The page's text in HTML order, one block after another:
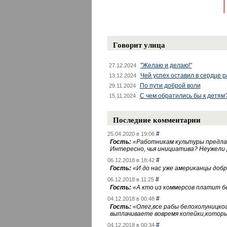
Говорит улица
27.12.2024 "Желаю и делаю!"
13.12.2024 Чей успех оставил в сердце
29.11.2024 По пути доброй воли
15.11.2024 С чем обратились бы к
Последние комментарии
25.04.2020 в 19:06 #
Гость: «Работникам культуры
Интересно, чья инициатива?
06.12.2018 в 18:42 #
Гость: «И до нас уже американцы
06.12.2018 в 11:25 #
Гость: «А кто из коммерсов платит
04.12.2018 в 00:48 #
Гость: «Олег,все рабы
выплачиваете вовремя
04.12.2018 в 00:34 #